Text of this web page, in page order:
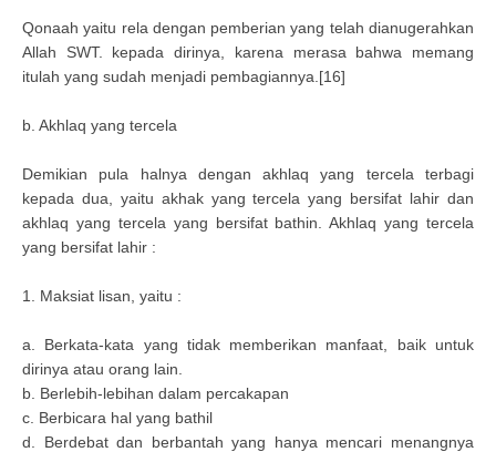
Qonaah yaitu rela dengan pemberian yang telah dianugerahkan
Allah SWT. kepada dirinya, karena merasa bahwa memang
itulah yang sudah menjadi pembagiannya.[16]
b. Akhlaq yang tercela
Demikian pula halnya dengan akhlaq yang tercela terbagi
kepada dua, yaitu akhak yang tercela yang bersifat lahir dan
akhlaq yang tercela yang bersifat bathin. Akhlaq yang tercela
yang bersifat lahir :
1. Maksiat lisan, yaitu :
a. Berkata-kata yang tidak memberikan manfaat, baik untuk
dirinya atau orang lain.
b. Berlebih-lebihan dalam percakapan
c. Berbicara hal yang bathil
d. Berdebat dan berbantah yang hanya mencari menangnya